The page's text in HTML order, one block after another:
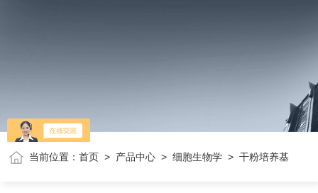
当前位置：首页 > 产品中心 >细胞生物学 > 干粉培养基